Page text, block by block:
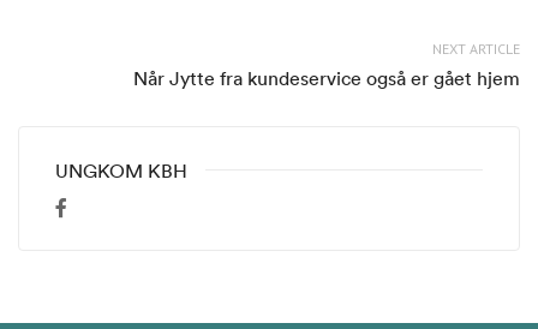
NEXT ARTICLE
Når Jytte fra kundeservice også er gået hjem
UNGKOM KBH